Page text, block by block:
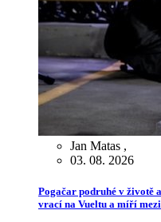
Jan Matas ,
03. 08. 2026
Pogačar podruhé v životě
vrací na Vueltu a míří